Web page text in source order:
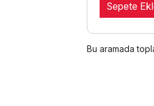
Sepete
Bu aramada